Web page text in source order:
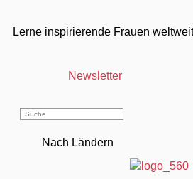
Lerne inspirierende Frauen
Newsletter
Nach Ländern